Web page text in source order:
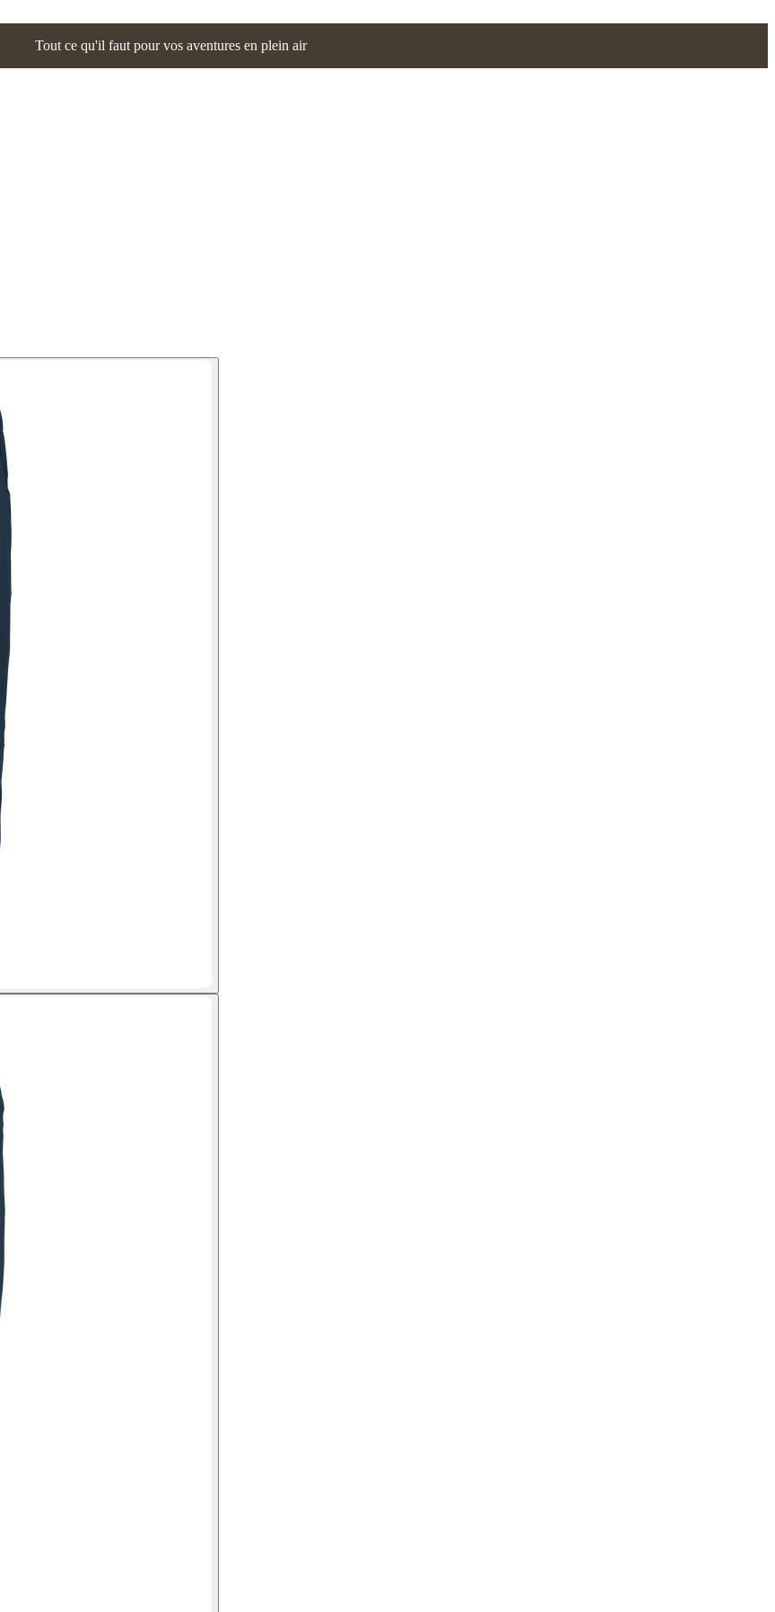
Tout ce qu'il faut pour vos aventures en plein air